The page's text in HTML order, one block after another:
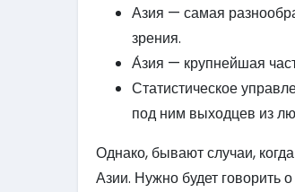
Азия — самая
зрения.
А́зия — крупнейшая
Статистическое
под ним выходцев из
Однако, бывают случаи,
Азии. Нужно будет говорить